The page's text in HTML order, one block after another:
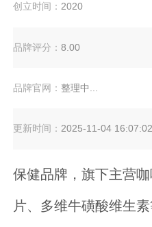
创立时间：2020
品牌评分：8.00
品牌官网：整理中...
更新时间：2025-11-04 16:07:02
保健品牌，旗下主营
片、多维牛磺酸维生素